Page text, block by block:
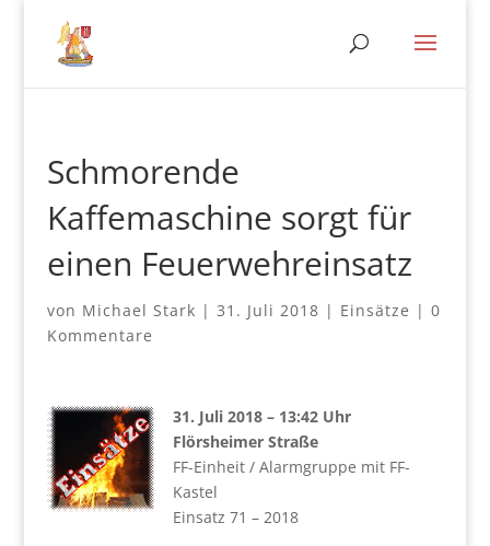
Schmorende
Kaffemaschine sorgt für
einen Feuerwehreinsatz
von Michael Stark | 31. Juli 2018 | Einsätze | 0
Kommentare
31. Juli 2018 – 13:42 Uhr
Flörsheimer Straße
FF-Einheit / Alarmgruppe mit FF-
Kastel
Einsatz 71 – 2018